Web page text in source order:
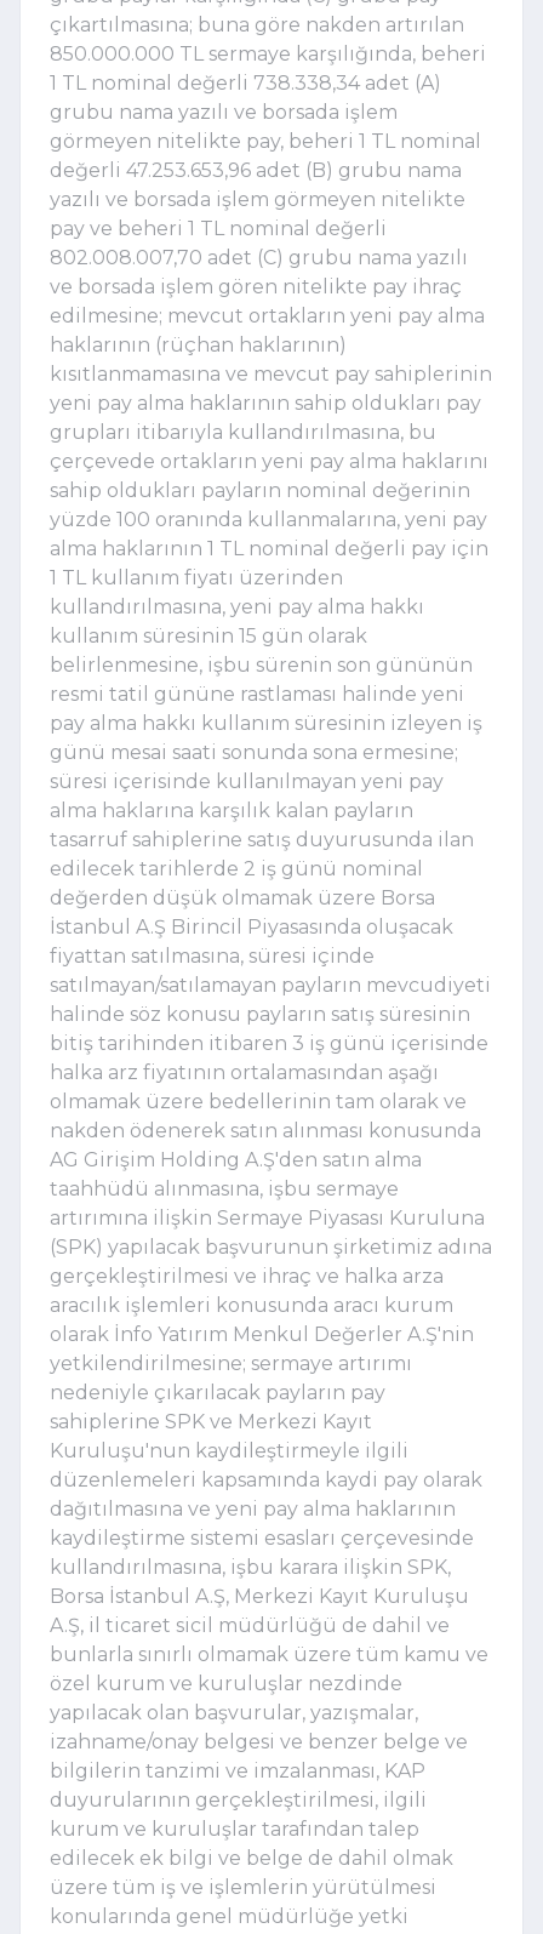
çıkartılmasına; buna göre nakden artırılan
850.000.000 TL sermaye karşılığında, beheri
1 TL nominal değerli 738.338,34 adet (A)
grubu nama yazılı ve borsada işlem
görmeyen nitelikte pay, beheri 1 TL nominal
değerli 47.253.653,96 adet (B) grubu nama
yazılı ve borsada işlem görmeyen nitelikte
pay ve beheri 1 TL nominal değerli
802.008.007,70 adet (C) grubu nama yazılı
ve borsada işlem gören nitelikte pay ihraç
edilmesine; mevcut ortakların yeni pay alma
haklarının (rüçhan haklarının)
kısıtlanmamasına ve mevcut pay sahiplerinin
yeni pay alma haklarının sahip oldukları pay
grupları itibarıyla kullandırılmasına, bu
çerçevede ortakların yeni pay alma haklarını
sahip oldukları payların nominal değerinin
yüzde 100 oranında kullanmalarına, yeni pay
alma haklarının 1 TL nominal değerli pay için
1 TL kullanım fiyatı üzerinden
kullandırılmasına, yeni pay alma hakkı
kullanım süresinin 15 gün olarak
belirlenmesine, işbu sürenin son gününün
resmi tatil gününe rastlaması halinde yeni
pay alma hakkı kullanım süresinin izleyen iş
günü mesai saati sonunda sona ermesine;
süresi içerisinde kullanılmayan yeni pay
alma haklarına karşılık kalan payların
tasarruf sahiplerine satış duyurusunda ilan
edilecek tarihlerde 2 iş günü nominal
değerden düşük olmamak üzere Borsa
İstanbul A.Ş Birincil Piyasasında oluşacak
fiyattan satılmasına, süresi içinde
satılmayan/satılamayan payların mevcudiyeti
halinde söz konusu payların satış süresinin
bitiş tarihinden itibaren 3 iş günü içerisinde
halka arz fiyatının ortalamasından aşağı
olmamak üzere bedellerinin tam olarak ve
nakden ödenerek satın alınması konusunda
AG Girişim Holding A.Ş'den satın alma
taahhüdü alınmasına, işbu sermaye
artırımına ilişkin Sermaye Piyasası Kuruluna
(SPK) yapılacak başvurunun şirketimiz adına
gerçekleştirilmesi ve ihraç ve halka arza
aracılık işlemleri konusunda aracı kurum
olarak İnfo Yatırım Menkul Değerler A.Ş'nin
yetkilendirilmesine; sermaye artırımı
nedeniyle çıkarılacak payların pay
sahiplerine SPK ve Merkezi Kayıt
Kuruluşu'nun kaydileştirmeyle ilgili
düzenlemeleri kapsamında kaydi pay olarak
dağıtılmasına ve yeni pay alma haklarının
kaydileştirme sistemi esasları çerçevesinde
kullandırılmasına, işbu karara ilişkin SPK,
Borsa İstanbul A.Ş, Merkezi Kayıt Kuruluşu
A.Ş, il ticaret sicil müdürlüğü de dahil ve
bunlarla sınırlı olmamak üzere tüm kamu ve
özel kurum ve kuruluşlar nezdinde
yapılacak olan başvurular, yazışmalar,
izahname/onay belgesi ve benzer belge ve
bilgilerin tanzimi ve imzalanması, KAP
duyurularının gerçekleştirilmesi, ilgili
kurum ve kuruluşlar tarafından talep
edilecek ek bilgi ve belge de dahil olmak
üzere tüm iş ve işlemlerin yürütülmesi
konularında genel müdürlüğe yetki